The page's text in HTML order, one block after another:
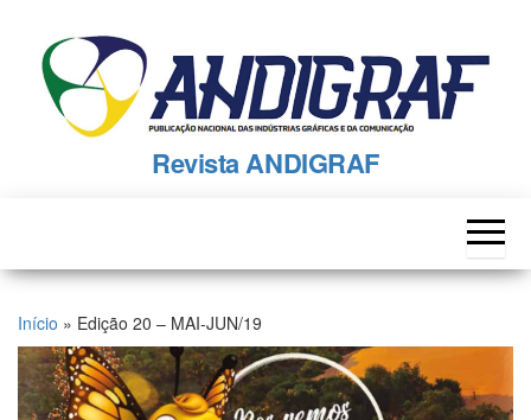
content
Revista ANDIGRAF
Início » Edição 20 – MAI-JUN/19